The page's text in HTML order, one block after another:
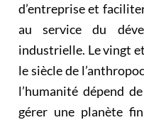
d’entreprise et
au service du
industrielle. Le vingt
le siècle de
l’humanité dépend
gérer une planète